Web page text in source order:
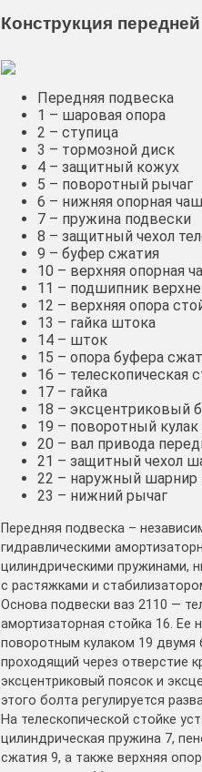
Конструкция
Передняя подвеска
1 – шаровая опора
2 – ступица
3 – тормозной диск
4 – защитный кожух
5 – поворотный рычаг
6 – нижняя опорная
7 – пружина подвески
8 – защитный чехол
9 – буфер сжатия
10 – верхняя опорная
11 – подшипник
12 – верхняя опора
13 – гайка штока
14 – шток
15 – опора буфера
16 – телескопическая
17 – гайка
18 – эксцентриковый
19 – поворотный кулак
20 – вал привода
21 – защитный чехол
22 – наружный шарнир
23 – нижний рычаг
Передняя подвеска –
гидравлическими
цилиндрическими пружинами,
с растяжками и
Основа подвески ваз 2110 —
амортизаторная стойка 16. Ее
поворотным кулаком 19 двумя
проходящий через отверстие
эксцентриковый поясок и
этого болта регулируется
На телескопической стойке
цилиндрическая пружина 7,
сжатия 9, а также верхняя